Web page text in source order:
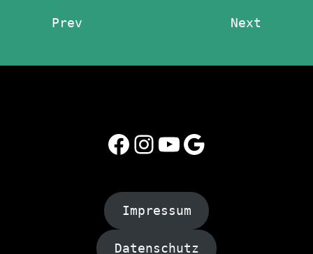
Prev Next
Facebook
Instagram
YouTube
Google
Impressum
Datenschutz